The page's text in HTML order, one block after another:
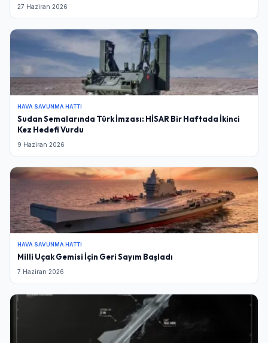
27 Haziran 2026
HAVA SAVUNMA HATTI
Sudan Semalarında Türk İmzası: HİSAR Bir Haftada İkinci
Kez Hedefi Vurdu
9 Haziran 2026
HAVA SAVUNMA HATTI
Milli Uçak Gemisi İçin Geri Sayım Başladı
7 Haziran 2026